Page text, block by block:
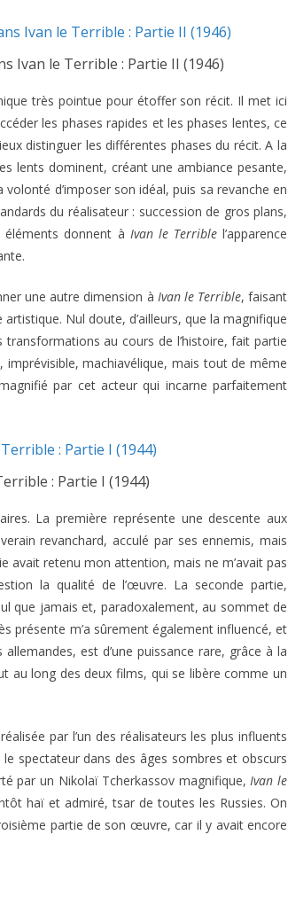
Ivan le Terrible : Partie II (1946)
très pointue pour étoffer son récit. Il met ici
les phases rapides et les phases lentes, ce
distinguer les différentes phases du récit. A la
lents dominent, créant une ambiance pesante,
d’imposer son idéal, puis sa revanche en
du réalisateur : succession de gros plans,
éléments donnent à Ivan le Terriblel’apparence
une autre dimension à Ivan le Terrible, faisant
Nul doute, d’ailleurs, que la magnifique
au cours de l’histoire, fait partie
machiavélique, mais tout de même
par cet acteur qui incarne parfaitement
: Partie I (1944)
La première représente une descente aux
revanchard, acculé par ses ennemis, mais
avait retenu mon attention, mais ne m’avait pas
la qualité de l’œuvre. La seconde partie,
que jamais et, paradoxalement, au sommet de
présente m’a sûrement également influencé, et
est d’une puissance rare, grâce à la
au long des deux films, qui se libère comme un
par l’un des réalisateurs les plus influents
spectateur dans des âges sombres et obscurs
par un Nikolaï Tcherkassov magnifique,Ivan le
haï et admiré, tsar de toutes les Russies. On
partie de son œuvre, car il y avait encore